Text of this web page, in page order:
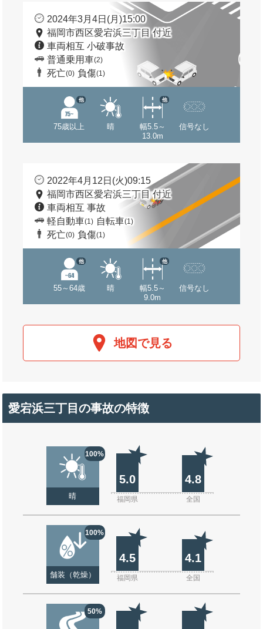
2024年3月4日(月)15:00
福岡市西区愛宕浜三丁目 付近
車両相互 小破事故
普通乗用車(2)
死亡(0) 負傷(1)
75歳以上
他
晴
幅5.5～
13.0m
他
信号なし
2022年4月12日(火)09:15
福岡市西区愛宕浜三丁目 付近
車両相互 事故
軽自動車(1) 自転車(1)
死亡(0) 負傷(1)
55～64歳
他
晴
幅5.5～
9.0m
他
信号なし
地図で見る
愛宕浜三丁目の事故の特徴
100%
晴
5.0 4.8
福岡県 全国
100%
舗装（乾燥）
4.5 4.1
福岡県 全国
50%